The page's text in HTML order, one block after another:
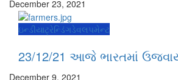
December 23, 2021
ઇન્ડીયાટ્રેન્ડિંગડેવલપમેન્ટ
23/12/21 આજે ભારતમાં
December 9, 2021